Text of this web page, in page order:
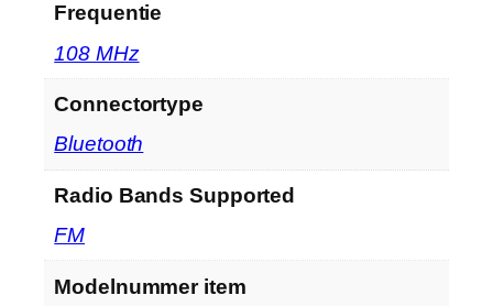
Frequentie
‎108 MHz
Connectortype
‎Bluetooth
Radio Bands Supported
‎FM
Modelnummer item